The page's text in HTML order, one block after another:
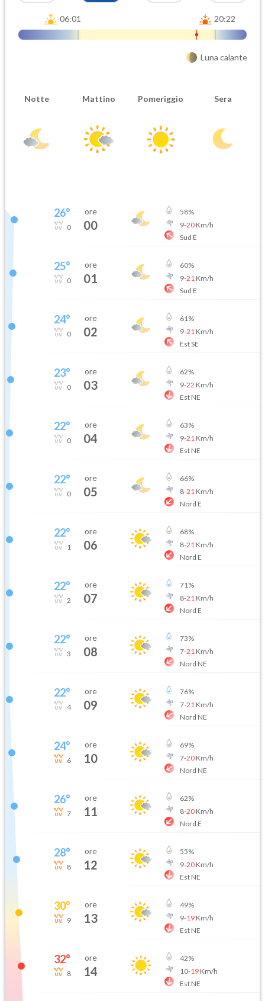
06:01 20:22
Luna calante
Notte Mattino Pomeriggio Sera
26°
0
ore
00
58%
9-20Km/h
Sud E
25°
0
ore
01
60%
9-21 Km/h
Sud E
24°
0
ore
02
61%
9-21 Km/h
Est SE
23°
0
ore
03
62%
9-22 Km/h
Est NE
22°
0
ore
04
63%
9-21 Km/h
Est NE
22°
0
ore
05
66%
8-21 Km/h
Nord E
22°
1
ore
06
68%
8-21 Km/h
Nord E
22°
2
ore
07
71%
8-21 Km/h
Nord E
22°
3
ore
08
73%
7-21 Km/h
Nord NE
22°
4
ore
09
76%
7-21 Km/h
Nord NE
24°
6
ore
10
69%
7-20Km/h
Nord NE
26°
7
ore
11
62%
8-20Km/h
Nord E
28°
8
ore
12
55%
9-20Km/h
Est NE
30°
9
ore
13
49%
9-19Km/h
Est NE
32°
8
ore
14
42%
10-19Km/h
Est NE